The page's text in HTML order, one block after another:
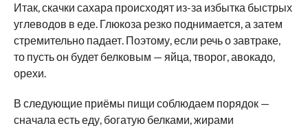
Итак, скачки сахара происходят из-за избытка быстрых
углеводов в еде. Глюкоза резко поднимается, а затем
стремительно падает. Поэтому, если речь о завтраке,
то пусть он будет белковым — яйца, творог, авокадо,
орехи.
В следующие приёмы пищи соблюдаем порядок —
сначала есть еду, богатую белками, жирами